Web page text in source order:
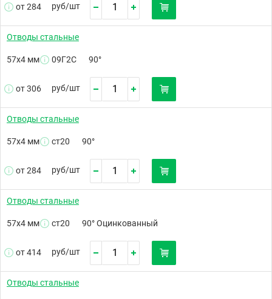
от 284 руб/шт
Отводы стальные
57х4 мм 09Г2С 90°
от 306 руб/шт
Отводы стальные
57х4 мм ст20 90°
от 284 руб/шт
Отводы стальные
57х4 мм ст20 90° Оцинкованный
от 414 руб/шт
Отводы стальные